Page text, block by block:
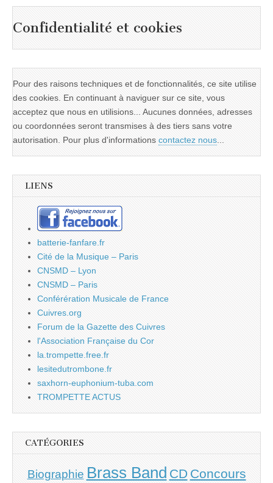
Confidentialité et cookies
Pour des raisons techniques et de fonctionnalités, ce site utilise
des cookies. En continuant à naviguer sur ce site, vous
acceptez que nous en utilisions... Aucunes données, adresses
ou coordonnées seront transmises à des tiers sans votre
autorisation. Pour plus d'informations contactez nous...
LIENS
batterie-fanfare.fr
Cité de la Musique – Paris
CNSMD – Lyon
CNSMD – Paris
Conférération Musicale de France
Cuivres.org
Forum de la Gazette des Cuivres
l'Association Française du Cor
la.trompette.free.fr
lesitedutrombone.fr
saxhorn-euphonium-tuba.com
TROMPETTE ACTUS
CATÉGORIES
Biographie Brass Band CD Concours